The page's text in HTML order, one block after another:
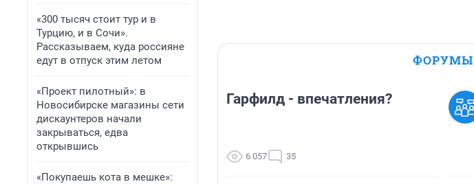
«300 тысяч стоит тур и в
Турцию, и в Сочи».
Рассказываем, куда россияне
едут в отпуск этим летом
«Проект пилотный»: в
Новосибирске магазины сети
дискаунтеров начали
закрываться, едва
открывшись
«Покупаешь кота в мешке»:
ФОРУМЫ
Гарфилд - впечатления?
6 057 35